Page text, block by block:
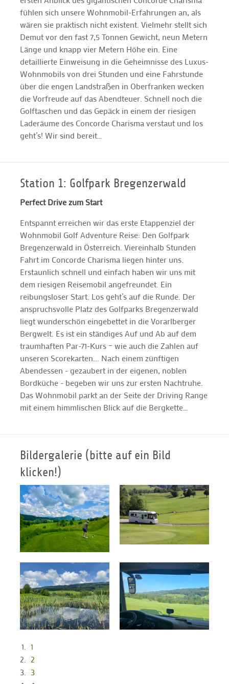
fühlen sich unsere Wohnmobil-Erfahrungen an, als
wären sie praktisch nicht existent. Vielmehr stellt sich
Demut vor den fast 7,5 Tonnen Gewicht, neun Metern
Länge und knapp vier Metern Höhe ein. Eine
detaillierte Einweisung in die Geheimnisse des Luxus-
Wohnmobils von drei Stunden und eine Fahrstunde
über die engen Landstraßen in Oberfranken wecken
die Vorfreude auf das Abendteuer. Schnell noch die
Golftaschen und das Gepäck in einem der riesigen
Laderäume des Concorde Charisma verstaut und los
geht’s! Wir sind bereit…
Station 1: Golfpark Bregenzerwald
Perfect Drive zum Start
Entspannt erreichen wir das erste Etappenziel der
Wohnmobil Golf Adventure Reise: Den Golfpark
Bregenzerwald in Österreich. Viereinhalb Stunden
Fahrt im Concorde Charisma liegen hinter uns.
Erstaunlich schnell und einfach haben wir uns mit
dem riesigen Reisemobil angefreundet. Ein
reibungsloser Start. Los geht’s auf die Runde. Der
anspruchsvolle Platz des Golfparks Bregenzerwald
liegt wunderschön eingebettet in die Vorarlberger
Bergwelt. Es ist ein ständiges Auf und Ab auf dem
traumhaften Par-71-Kurs – wie auch die Zahlen auf
unseren Scorekarten... Nach einem zünftigen
Abendessen - gezaubert in der eigenen, noblen
Bordküche - begeben wir uns zur ersten Nachtruhe.
Das Wohnmobil parkt an der Seite der Driving Range
mit einem himmlischen Blick auf die Bergkette…
Bildergalerie (bitte auf ein Bild
klicken!)
1
2
3